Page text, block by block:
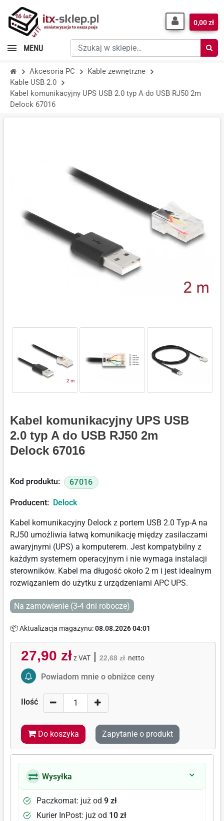
Szukaj
w
sklepie…
0,00 zł
MENU
Akcesoria PC
Kable zewnętrzne
Kable USB 2.0
Kabel komunikacyjny UPS USB 2.0 typ A do USB RJ50 2m
Delock 67016
Kabel komunikacyjny UPS USB
2.0 typ A do USB RJ50 2m
Delock 67016
Kod produktu: 67016
Producent: Delock
Kabel komunikacyjny Delock z portem USB 2.0 Typ-A na
RJ50 umożliwia łatwą komunikację między zasilaczami
awaryjnymi (UPS) a komputerem. Jest kompatybilny z
każdym systemem operacyjnym i nie wymaga instalacji
sterowników. Kabel ma długość około 2 m i jest idealnym
rozwiązaniem do użytku z urządzeniami APC UPS.
Na zamówienie (3-4 dni robocze)
📦 Aktualizacja magazynu:08.08.2026 04:01
27,90 zł z VAT| 22,68 zł netto
Activate Price Alert
Powiadom mnie o obniżce ceny
Ilość
Do koszyka Zapytanie o produkt
Wysyłka
Paczkomat: już od 9 zł
Kurier InPost: już od 10 zł